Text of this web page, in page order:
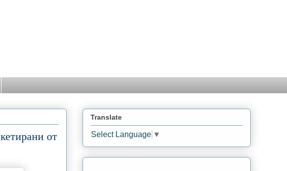
от
Translate
Select Language ▼